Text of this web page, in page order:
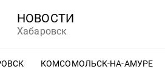
НОВОСТИ
Хабаровск
ЕЩЕ
КОМСОМОЛЬСК-НА-АМУРЕ